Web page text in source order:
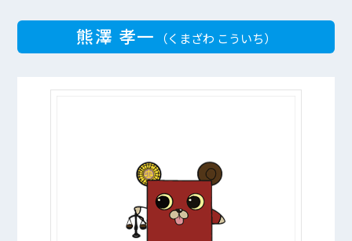
熊澤 孝一 （くまざわ こういち）